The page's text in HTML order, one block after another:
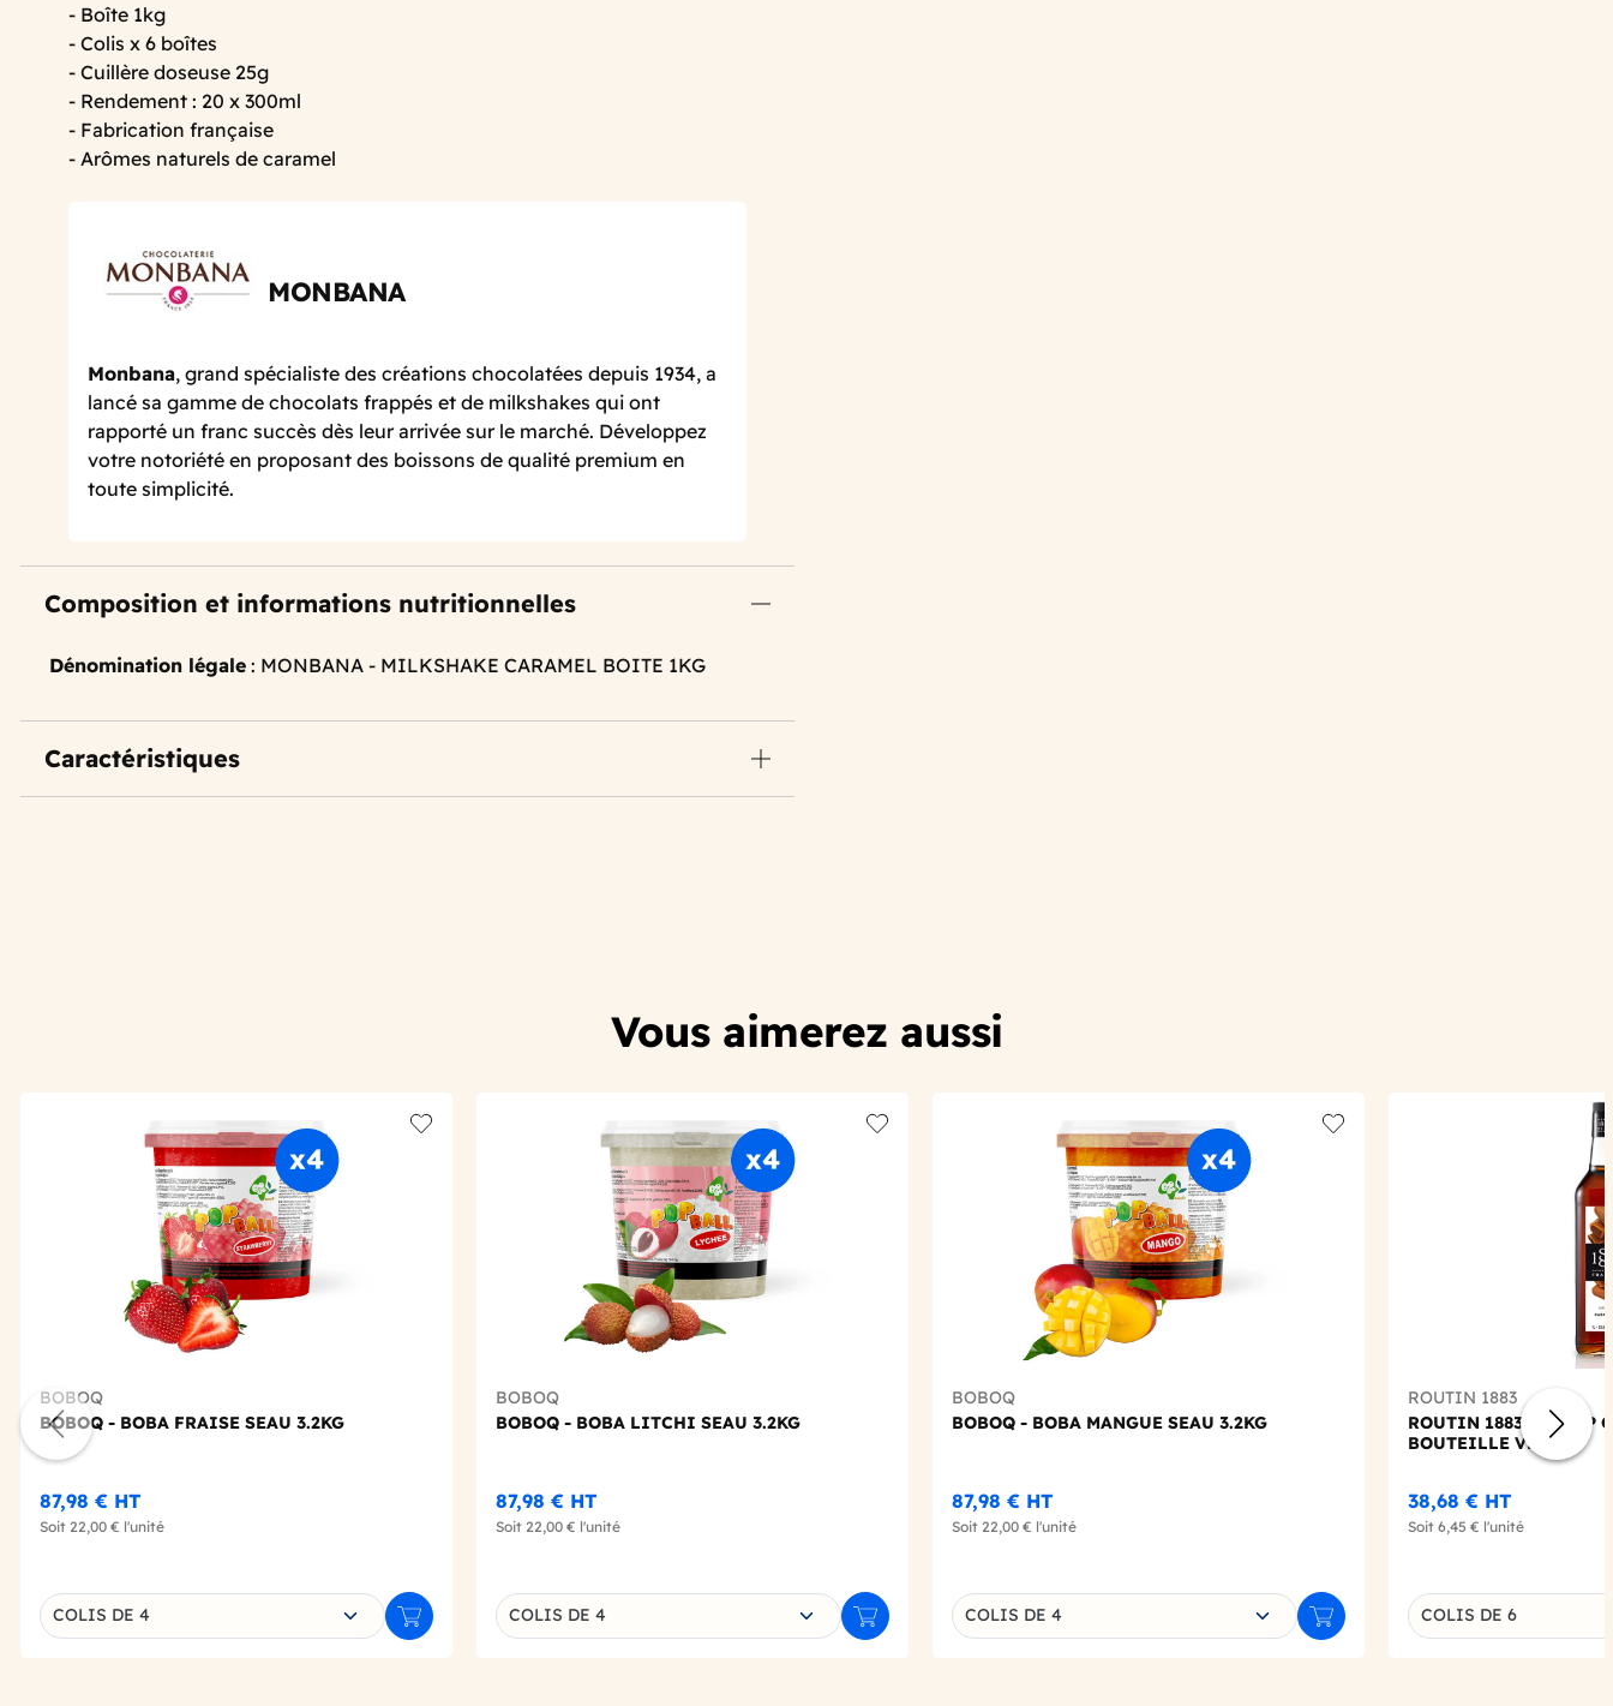
- Boîte 1kg
- Colis x 6 boîtes
- Cuillère doseuse 25g
- Rendement : 20 x 300ml
- Fabrication française
- Arômes naturels de caramel
MONBANA
Monbana, grand spécialiste des créations chocolatées depuis 1934, a
lancé sa gamme de chocolats frappés et de milkshakes qui ont
rapporté un franc succès dès leur arrivée sur le marché. Développez
votre notoriété en proposant des boissons de qualité premium en
toute simplicité.
Composition et informations nutritionnelles
Dénomination légale : MONBANA - MILKSHAKE CARAMEL BOITE 1KG
Caractéristiques
Vous aimerez aussi
BOBOQ
BOBOQ - BOBA FRAISE SEAU 3.2KG
87,98 € HT
Soit 22,00 € l'unité
Choisissez une déclinaison
COLIS DE 4 Ajouter au panier
BOBOQ
BOBOQ - BOBA LITCHI SEAU 3.2KG
87,98 € HT
Soit 22,00 € l'unité
Choisissez une déclinaison
COLIS DE 4 Ajouter au panier
BOBOQ
BOBOQ - BOBA MANGUE SEAU 3.2KG
87,98 € HT
Soit 22,00 € l'unité
Choisissez une déclinaison
COLIS DE 4 Ajouter au panier
ROUTIN 1883
ROUTIN 1883 - SIROP
BOUTEILLE VERRE
38,68 € HT
Soit 6,45 € l'unité
Choisissez une
COLIS DE 6